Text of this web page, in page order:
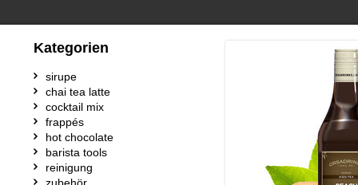
Kategorien
sirupe
chai tea latte
cocktail mix
frappés
hot chocolate
barista tools
reinigung